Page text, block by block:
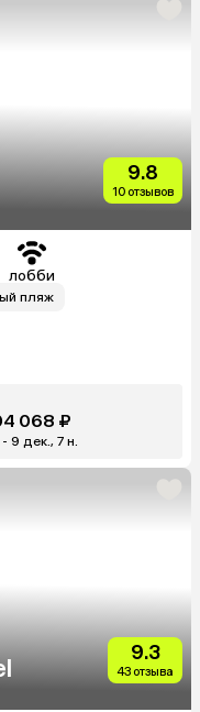
9.8
10 отзывов
лобби
пляж
068 ₽
9 дек., 7 н.
9.3
43 отзыва